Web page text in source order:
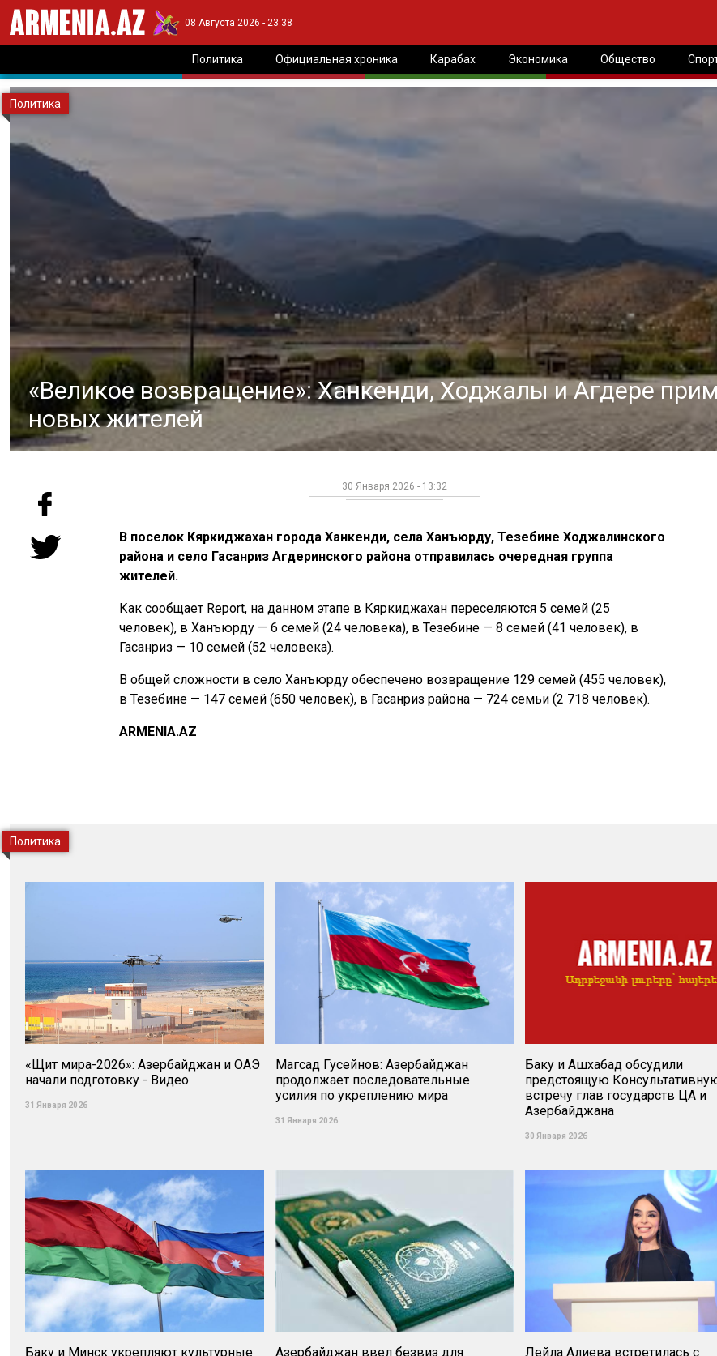
08 Августа 2026 - 23:38
Политика Официальная хроника Карабах Экономика Общество
«Великое возвращение»: Ханкенди, Ходжалы и Агдере
новых жителей
Политика
30 Января 2026 - 13:32
В поселок Кяркиджахан города Ханкенди, села Ханъюрду, Тезебине Ходжалинского
района и село Гасанриз Агдеринского района отправилась очередная группа
жителей.
Как сообщает Report, на данном этапе в Кяркиджахан переселяются 5 семей (25
человек), в Ханъюрду — 6 семей (24 человека), в Тезебине — 8 семей (41 человек), в
Гасанриз — 10 семей (52 человека).
В общей сложности в село Ханъюрду обеспечено возвращение 129 семей (455 человек),
в Тезебине — 147 семей (650 человек), в Гасанриз района — 724 семьи (2 718 человек).
ARMENIA.AZ
Политика
«Щит мира-2026»: Азербайджан и ОАЭ
начали подготовку - Видео
31 Января 2026
Магсад Гусейнов: Азербайджан
продолжает последовательные
усилия по укреплению мира
31 Января 2026
Баку и Ашхабад обсудили
предстоящую
встречу глав государств ЦА и
Азербайджана
30 Января 2026
Баку и Минск укрепляют культурные
Азербайджан ввел безвиз для
Лейла Алиева встретилась с